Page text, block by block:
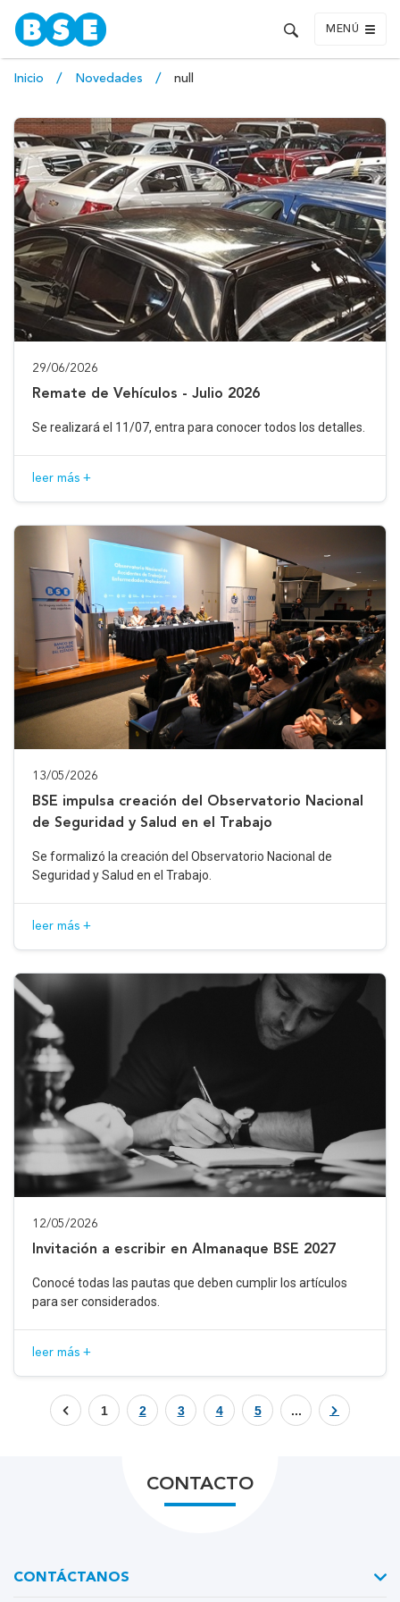
MENÚ
Inicio Novedades null
29/06/2026
Remate de Vehículos - Julio 2026
Se realizará el 11/07, entra para conocer todos los detalles.
leer más +
13/05/2026
BSE impulsa creación del Observatorio Nacional
de Seguridad y Salud en el Trabajo
Se formalizó la creación del Observatorio Nacional de
Seguridad y Salud en el Trabajo.
leer más +
12/05/2026
Invitación a escribir en Almanaque BSE 2027
Conocé todas las pautas que deben cumplir los artículos
para ser considerados.
leer más +
1 2 3 4 5 ...
CONTACTO
CONTÁCTANOS